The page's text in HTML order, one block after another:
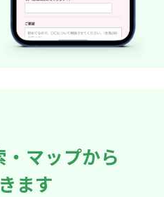
マップから
ます